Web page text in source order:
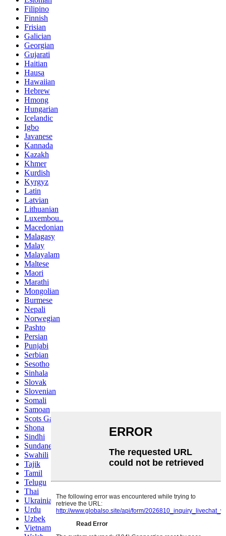
Filipino
Finnish
Frisian
Galician
Georgian
Gujarati
Haitian
Hausa
Hawaiian
Hebrew
Hmong
Hungarian
Icelandic
Igbo
Javanese
Kannada
Kazakh
Khmer
Kurdish
Kyrgyz
Latin
Latvian
Lithuanian
Luxembou..
Macedonian
Malagasy
Malay
Malayalam
Maltese
Maori
Marathi
Mongolian
Burmese
Nepali
Norwegian
Pashto
Persian
Punjabi
Serbian
Sesotho
Sinhala
Slovak
Slovenian
Somali
Samoan
Scots Gaelic
Shona
Sindhi
Sundanese
Swahili
Tajik
Tamil
Telugu
Thai
Ukrainian
Urdu
Uzbek
Vietnamese